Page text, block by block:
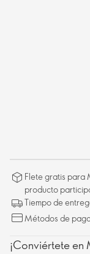
Flete gratis para
producto
Tiempo de
Métodos de
¡Conviértete en